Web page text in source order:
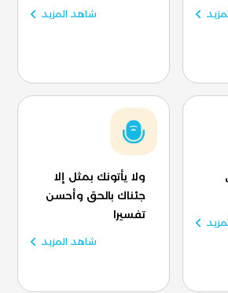
شاهد المزيد
ولا يأتونك بمثل إلا
جئناك بالحق وأحسن
تفسيرا
شاهد المزيد